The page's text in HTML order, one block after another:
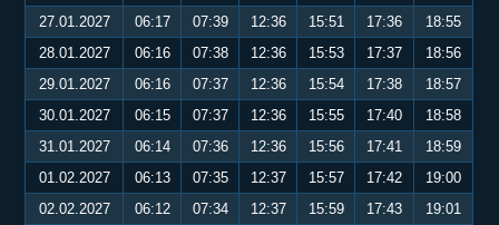
27.01.2027
06:17 07:39 12:36 15:51 17:36
18:55
28.01.2027
06:16 07:38 12:36 15:53 17:37
18:56
29.01.2027
06:16 07:37 12:36 15:54 17:38
18:57
30.01.2027
06:15 07:37 12:36 15:55 17:40
18:58
31.01.2027
06:14 07:36 12:36 15:56 17:41
18:59
01.02.2027
06:13 07:35 12:37 15:57 17:42
19:00
02.02.2027
06:12 07:34 12:37 15:59 17:43
19:01